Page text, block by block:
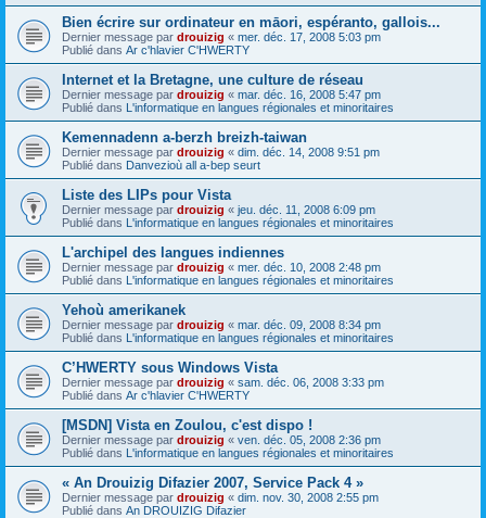
Bien écrire sur ordinateur en māori, espéranto, gallois...
Dernier message par drouizig « mer. déc. 17, 2008 5:03 pm
Publié dans Ar c'hlavier C'HWERTY
Internet et la Bretagne, une culture de réseau
Dernier message par drouizig « mar. déc. 16, 2008 5:47 pm
Publié dans L'informatique en langues régionales et minoritaires
Kemennadenn a-berzh breizh-taiwan
Dernier message par drouizig « dim. déc. 14, 2008 9:51 pm
Publié dans Danvezioù all a-bep seurt
Liste des LIPs pour Vista
Dernier message par drouizig « jeu. déc. 11, 2008 6:09 pm
Publié dans L'informatique en langues régionales et minoritaires
L'archipel des langues indiennes
Dernier message par drouizig « mer. déc. 10, 2008 2:48 pm
Publié dans L'informatique en langues régionales et minoritaires
Yehoù amerikanek
Dernier message par drouizig « mar. déc. 09, 2008 8:34 pm
Publié dans L'informatique en langues régionales et minoritaires
C’HWERTY sous Windows Vista
Dernier message par drouizig « sam. déc. 06, 2008 3:33 pm
Publié dans Ar c'hlavier C'HWERTY
[MSDN] Vista en Zoulou, c'est dispo !
Dernier message par drouizig « ven. déc. 05, 2008 2:36 pm
Publié dans L'informatique en langues régionales et minoritaires
« An Drouizig Difazier 2007, Service Pack 4 »
Dernier message par drouizig « dim. nov. 30, 2008 2:55 pm
Publié dans An DROUIZIG Difazier